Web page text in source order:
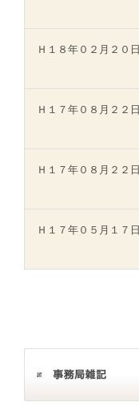
Ｈ１８年０２月２０日
Ｈ１７年０８月２２日
Ｈ１７年０８月２２日
Ｈ１７年０５月１７日